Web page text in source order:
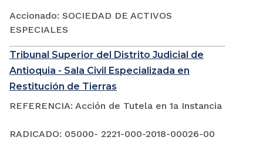
Accionado: SOCIEDAD DE ACTIVOS
ESPECIALES
Tribunal Superior del Distrito Judicial de
Antioquia - Sala Civil Especializada en
Restitución de Tierras
REFERENCIA: Acción de Tutela en 1a Instancia
RADICADO: 05000- 2221-000-2018-00026-00